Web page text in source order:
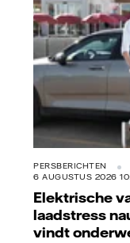
PERSBERICHTEN
6 AUGUSTUS 2026
Elektrische
laadstress
vindt